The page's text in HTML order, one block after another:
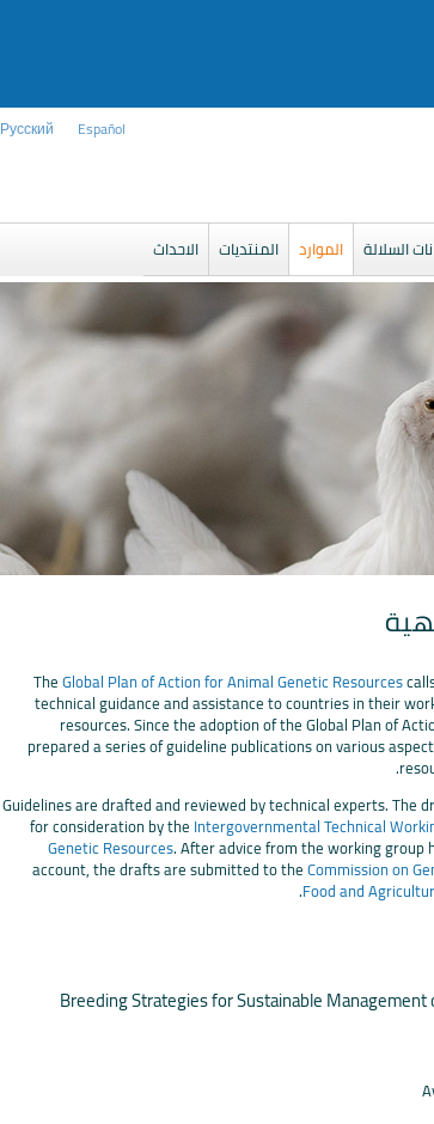
Русский Español
السلالة الموارد المنتديات الاحداث
TheGlobal Plan of Action for Animal Genetic Resources
technical guidance and assistance to countries in their
resources. Since the adoption of the Global Plan of
prepared a series of guideline publications on various
Guidelines are drafted and reviewed by technical experts. The
for consideration by the Intergovernmental Technical
Genetic Resources. After advice from the working group
account, the drafts are submitted to theCommission on
Food and
Breeding Strategies for Sustainable Management